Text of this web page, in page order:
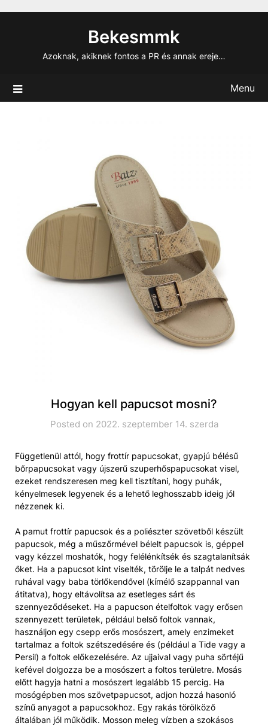
Bekesmmk
Azoknak, akiknek fontos a PR és annak ereje…
Menu
Hogyan kell papucsot mosni?
Posted on 2022. szeptember 14. szerda
Függetlenül attól, hogy frottír papucsokat, gyapjú bélésű
bőrpapucsokat vagy újszerű szuperhőspapucsokat visel,
ezeket rendszeresen meg kell tisztítani, hogy puhák,
kényelmesek legyenek és a lehető leghosszabb ideig jól
nézzenek ki.
A pamut frottír papucsok és a poliészter szövetből készült
papucsok, még a műszőrmével bélelt papucsok is, géppel
vagy kézzel moshatók, hogy felélénkítsék és szagtalanítsák
őket. Ha a papucsot kint viselték, törölje le a talpát nedves
ruhával vagy baba törlőkendővel (kímélő szappannal van
átitatva), hogy eltávolítsa az esetleges sárt és
szennyeződéseket. Ha a papucson ételfoltok vagy erősen
szennyezett területek, például belső foltok vannak,
használjon egy csepp erős mosószert, amely enzimeket
tartalmaz a foltok szétszedésére és (például a Tide vagy a
Persil) a foltok előkezelésére. Az ujjaival vagy puha sörtéjű
kefével dolgozza be a mosószert a foltos területre. Mosás
előtt hagyja hatni a mosószert legalább 15 percig. Ha
mosógépben mos szövetpapucsot, adjon hozzá hasonló
színű anyagot a papucsokhoz. Egy rakás törölköző
általában jól működik. Mosson meleg vízben a szokásos